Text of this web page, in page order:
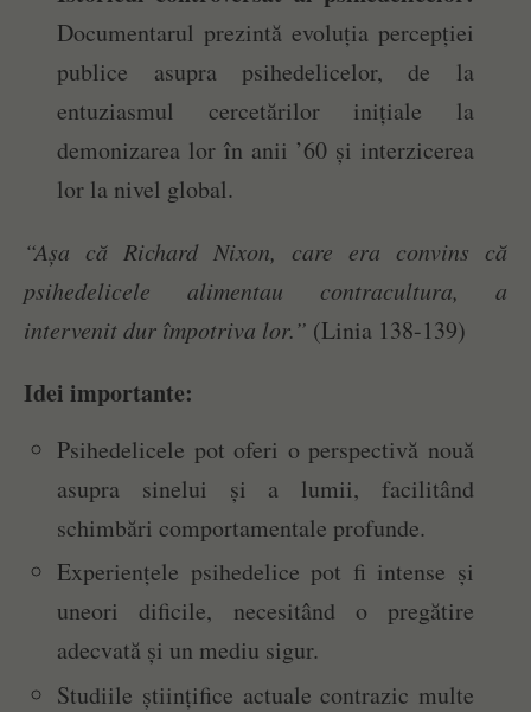
Documentarul prezintă evoluția percepției
publice asupra psihedelicelor, de la
entuziasmul cercetărilor inițiale la
demonizarea lor în anii ’60 și interzicerea
lor la nivel global.
“Așa că Richard Nixon, care era convins că
psihedelicele alimentau contracultura, a
intervenit dur împotriva lor.” (Linia 138-139)
Idei importante:
Psihedelicele pot oferi o perspectivă nouă
asupra sinelui și a lumii, facilitând
schimbări comportamentale profunde.
Experiențele psihedelice pot fi intense și
uneori dificile, necesitând o pregătire
adecvată și un mediu sigur.
Studiile științifice actuale contrazic multe